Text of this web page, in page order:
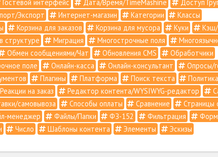
Гостевой интерфейс Дата/Время/TimeMashine
Доступ
Экспорт Интернет-магазин Категории
Классы
Корзина для заказов Корзина для мусора Куки
структуре Миграция Многострочные поля
Обмен сообщениями/Чат Обновления CMS
Обработчики
поле Онлайн-касса Онлайн-консультант
Опросы/
Плагины Платформа Поиск текста
Реакции на заказ Редактор контента/WYSIWYG-редактор
самовывоза Способы оплаты Сравнение
Страницы
менеджер Файлы/Папки ФЗ-152 Фильтрация
Число Шаблоны контента Элементы Эскизы